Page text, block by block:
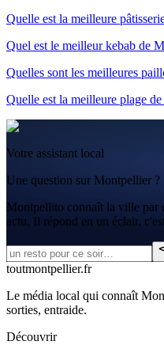
Quelle est la meilleure
Quel est le meilleur kebab de
Quelles sont les meilleures
Quelle est la meilleure plage
Votre assistant local
Une question sur Montpellier ?
Montpellito connaît la ville par
actu. Il répond en un éclair,
toutmontpellier.fr
Le média local qui connaît
sorties, entraide.
Découvrir